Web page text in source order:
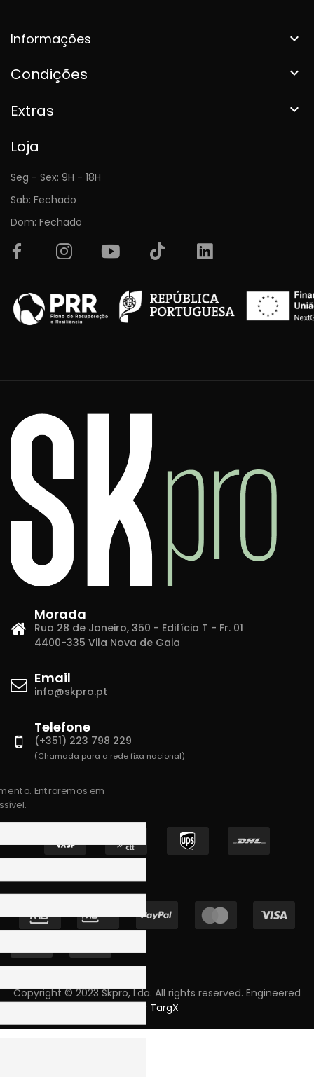
Informações 
Condições 
Extras 
Loja
Seg - Sex: 9H - 18H
Sab: Fechado
Dom: Fechado
Morada
Rua 28 de Janeiro, 350 - Edifício T - Fr. 01
4400-335 Vila Nova de Gaia
Email
info@skpro.pt
Telefone
(+351) 223 798 229
(Chamada para a rede fixa nacional)
Copyright © 2023 Skpro, Lda. All rights reserved. Engineered
by TargX
Entraremos em